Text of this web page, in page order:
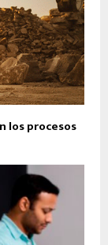
los procesos